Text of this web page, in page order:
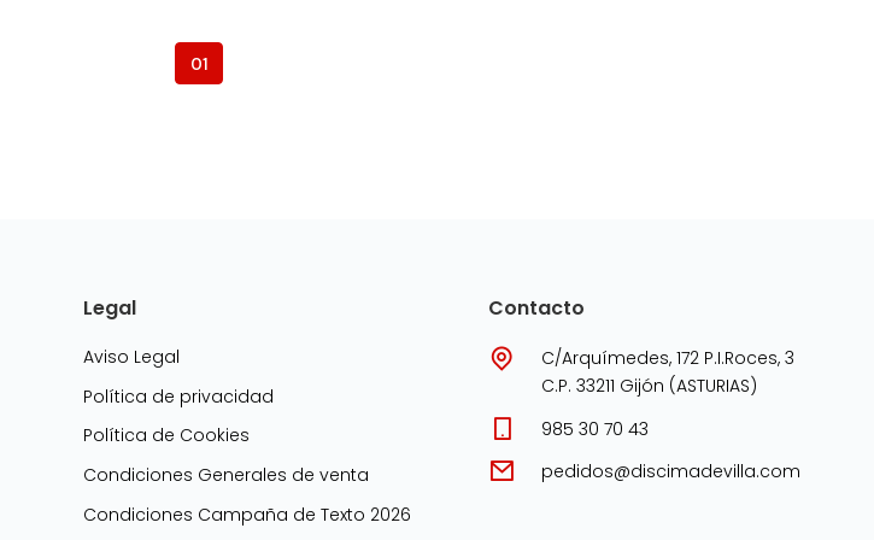
01
Legal
Aviso Legal
Política de privacidad
Política de Cookies
Condiciones Generales de venta
Condiciones Campaña de Texto 2026
Contacto
C/Arquímedes, 172 P.I.Roces, 3
C.P. 33211 Gijón (ASTURIAS)
985 30 70 43
pedidos@discimadevilla.com